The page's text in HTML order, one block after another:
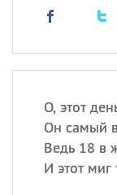
О, этот
Он самый
Ведь 18 в
И этот миг